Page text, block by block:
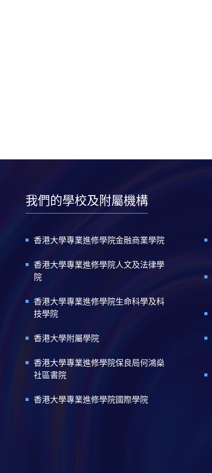
我們的學校及附屬機構
香港大學專業進修學院金融商業學院
香港大學專業進修學院人文及法律學
院
香港大學專業進修學院生命科學及科
技學院
香港大學附屬學院
香港大學專業進修學院保良局何鴻燊
社區書院
香港大學專業進修學院國際學院